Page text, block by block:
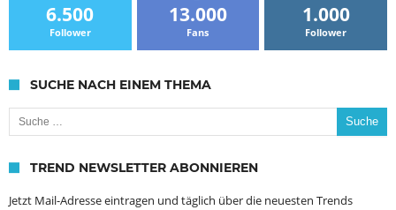
6.500
Follower
13.000
Fans
1.000
Follower
SUCHE NACH EINEM THEMA
Suche nach:
TREND NEWSLETTER ABONNIEREN
Jetzt Mail-Adresse eintragen und täglich über die neuesten Trends